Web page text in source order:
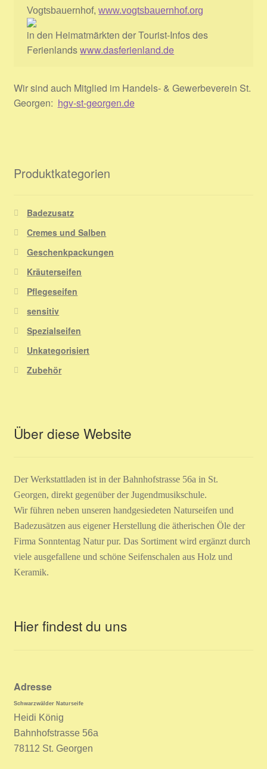
AGB
Datenschutzerklärung
Vogtsbauernhof,www.vogtsbauernhof.org
in den Heimatmärkten der Tourist-Infos des
Ferienlandswww.dasferienland.de
Wir sind auch Mitglied im Handels- & Gewerbeverein St.
Georgen: hgv-st-georgen.de
Produktkategorien
Badezusatz
Cremes und Salben
Geschenkpackungen
Kräuterseifen
Pflegeseifen
sensitiv
Spezialseifen
Unkategorisiert
Zubehör
Über diese Website
Der Werkstattladen ist in der Bahnhofstrasse 56a in St.
Georgen, direkt gegenüber der Jugendmusikschule.
Wir führen neben unseren handgesiedeten Naturseifen und
Badezusätzen aus eigener Herstellung die ätherischen Öle der
Firma Sonntentag Natur pur. Das Sortiment wird ergänzt durch
viele ausgefallene und schöne Seifenschalen aus Holz und
Keramik.
Hier findest du uns
Adresse
Schwarzwälder Naturseife
Heidi König
Bahnhofstrasse 56a
78112 St. Georgen